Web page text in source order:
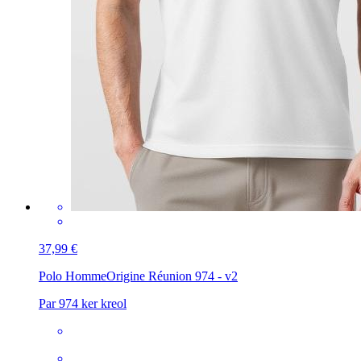
37,99 €
Polo HommeOrigine Réunion 974 - v2
Par 974 ker kreol